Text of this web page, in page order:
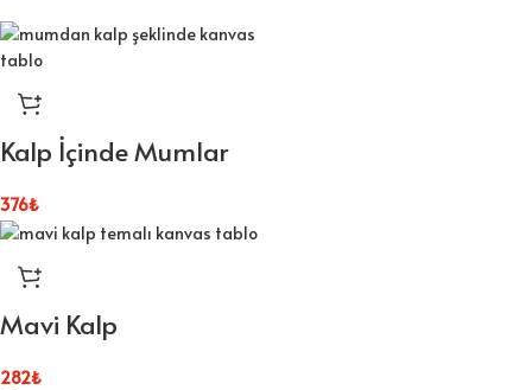
Kalp İçinde Mumlar
376₺
Mavi Kalp
282₺